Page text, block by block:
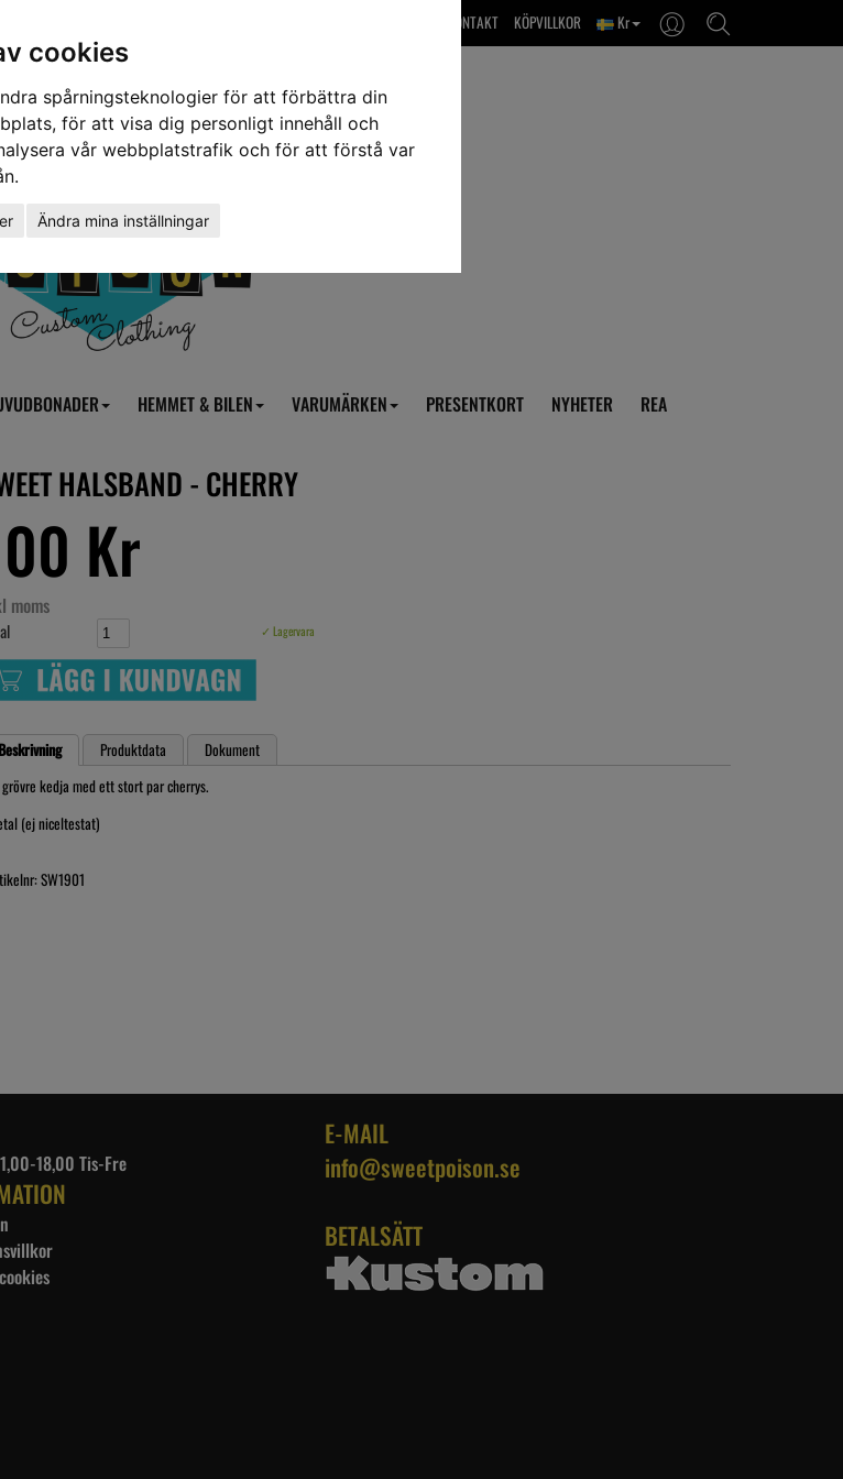
cookies
spårningsteknologier för att förbättra din
för att visa dig personligt innehåll och
vår webbplatstrafik och för att förstå var
Ändra mina inställningar
Kr
KÖPVILLKOR
OM OSS & KONTAKT
HEMMET & BILEN VARUMÄRKEN PRESENTKORT NYHETER REA
HALSBAND - CHERRY
Kr
moms
✓ Lagervara
Produktdata
Dokument
grövre kedja med ett stort par cherrys.
(ej niceltestat)
SW1901
18,00 Tis-Fre
E-MAIL
info@sweetpoison.se
BETALSÄTT